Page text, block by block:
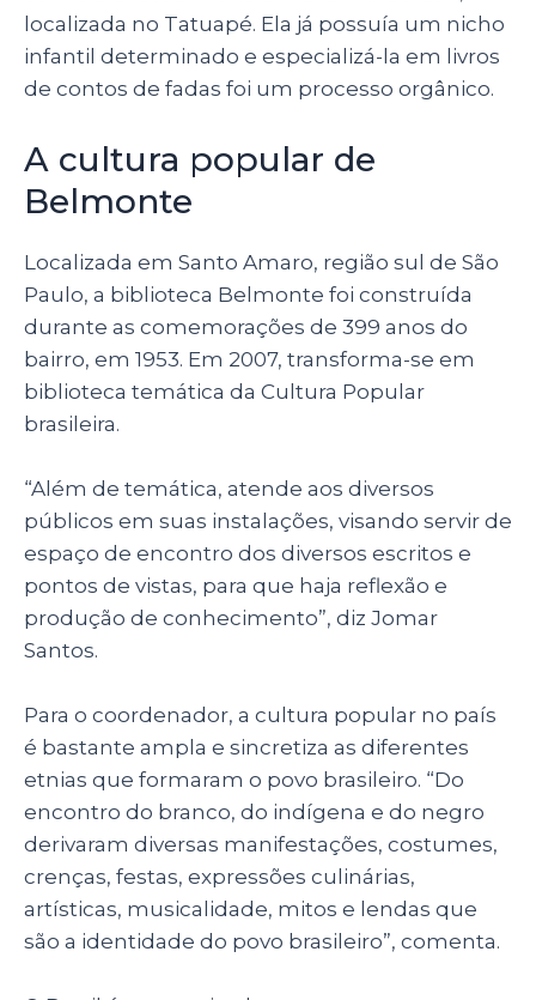
localizada no Tatuapé. Ela já possuía um nicho
infantil determinado e especializá-la em livros
de contos de fadas foi um processo orgânico.
A cultura popular de
Belmonte
Localizada em Santo Amaro, região sul de São
Paulo, a biblioteca Belmonte foi construída
durante as comemorações de 399 anos do
bairro, em 1953. Em 2007, transforma-se em
biblioteca temática da Cultura Popular
brasileira.
“Além de temática, atende aos diversos
públicos em suas instalações, visando servir de
espaço de encontro dos diversos escritos e
pontos de vistas, para que haja reflexão e
produção de conhecimento”, diz Jomar
Santos.
Para o coordenador, a cultura popular no país
é bastante ampla e sincretiza as diferentes
etnias que formaram o povo brasileiro. “Do
encontro do branco, do indígena e do negro
derivaram diversas manifestações, costumes,
crenças, festas, expressões culinárias,
artísticas, musicalidade, mitos e lendas que
são a identidade do povo brasileiro”, comenta.